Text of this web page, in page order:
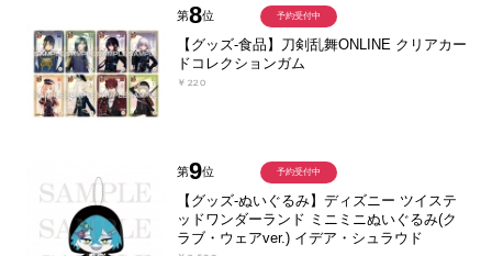
第8位
【グッズ-食品】刀剣乱舞ONLINE クリアカー
ドコレクションガム
￥220
予約受付中
第9位
【グッズ-ぬいぐるみ】ディズニー ツイステ
ッドワンダーランド ミニミニぬいぐるみ(ク
ラブ・ウェアver.) イデア・シュラウド
予約受付中